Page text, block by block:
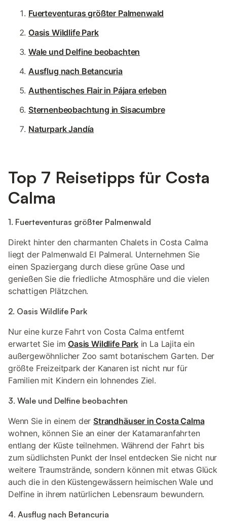
Fuerteventuras größter Palmenwald
Oasis Wildlife Park
Wale und Delfine beobachten
Ausflug nach Betancuria
Authentisches Flair in Pájara erleben
Sternenbeobachtung in Sisacumbre
Naturpark Jandía
Top 7 Reisetipps für Costa
Calma
1. Fuerteventuras größter Palmenwald
Direkt hinter den charmanten Chalets in Costa Calma
liegt der Palmenwald El Palmeral. Unternehmen Sie
einen Spaziergang durch diese grüne Oase und
genießen Sie die friedliche Atmosphäre und die vielen
schattigen Plätzchen.
2. Oasis Wildlife Park
Nur eine kurze Fahrt von Costa Calma entfernt
erwartet Sie im Oasis Wildlife Parkin La Lajita ein
außergewöhnlicher Zoo samt botanischem Garten. Der
größte Freizeitpark der Kanaren ist nicht nur für
Familien mit Kindern ein lohnendes Ziel.
3. Wale und Delfine beobachten
Wenn Sie in einem der Strandhäuser in Costa Calma
wohnen, können Sie an einer der Katamaranfahrten
entlang der Küste teilnehmen. Während der Fahrt bis
zum südlichsten Punkt der Insel entdecken Sie nicht nur
weitere Traumstrände, sondern können mit etwas Glück
auch die in den Küstengewässern heimischen Wale und
Delfine in ihrem natürlichen Lebensraum bewundern.
4. Ausflug nach Betancuria